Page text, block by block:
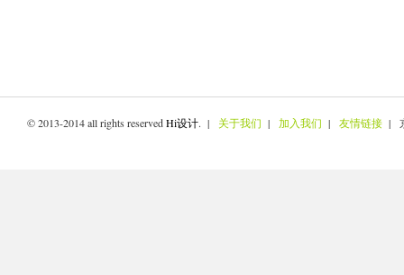
© 2013-2014 all rights reservedHi设计. | 关于我们 | 加入我们 | 友情链接 |